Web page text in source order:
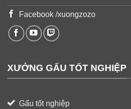
Facebook /xuongzozo
XƯỞNG GẤU TỐT NGHIỆP
Gấu tốt nghiệp